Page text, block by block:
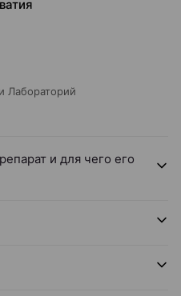
Лабораторий
и для чего его